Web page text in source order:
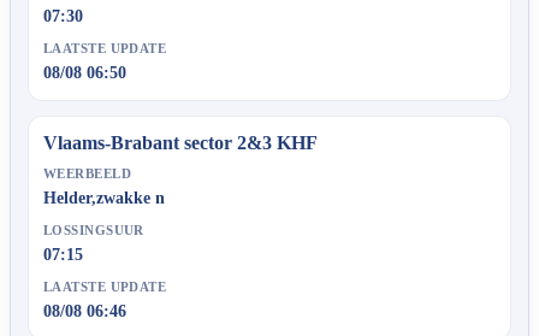
07:30
LAATSTE UPDATE
08/08 06:50
Vlaams-Brabant sector 2&3 KHF
WEERBEELD
Helder,zwakke n
LOSSINGSUUR
07:15
LAATSTE UPDATE
08/08 06:46